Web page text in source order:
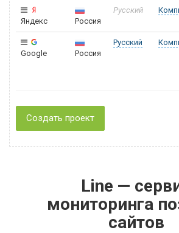
Яндекс Россия
Русский
Google Россия
Русский
Создать проект
Line —
мониторинга
сайтов